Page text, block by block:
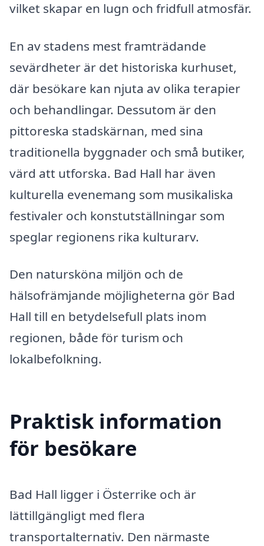
vilket skapar en lugn och fridfull atmosfär.
En av stadens mest framträdande
sevärdheter är det historiska kurhuset,
där besökare kan njuta av olika terapier
och behandlingar. Dessutom är den
pittoreska stadskärnan, med sina
traditionella byggnader och små butiker,
värd att utforska. Bad Hall har även
kulturella evenemang som musikaliska
festivaler och konstutställningar som
speglar regionens rika kulturarv.
Den natursköna miljön och de
hälsofrämjande möjligheterna gör Bad
Hall till en betydelsefull plats inom
regionen, både för turism och
lokalbefolkning.
Praktisk information
för besökare
Bad Hall ligger i Österrike och är
lättillgängligt med flera
transportalternativ. Den närmaste